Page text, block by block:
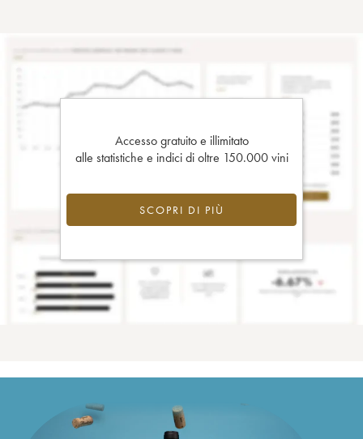
Accesso gratuito e illimitato
alle statistiche e indici di oltre 150.000 vini
SCOPRI DI PIÙ